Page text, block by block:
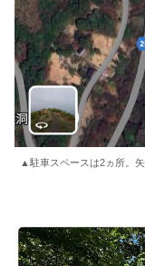
▲駐車スペースは2ヵ所。